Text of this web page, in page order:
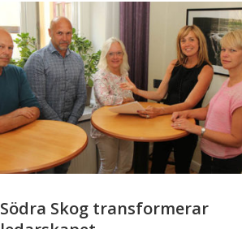
Södra Skog transformerar